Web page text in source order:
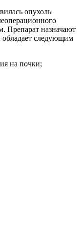
опухоль
Препарат назначают
следующим
на почки;